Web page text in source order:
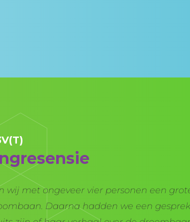
wij met ongeveer vier personen een
Daarna hadden we een